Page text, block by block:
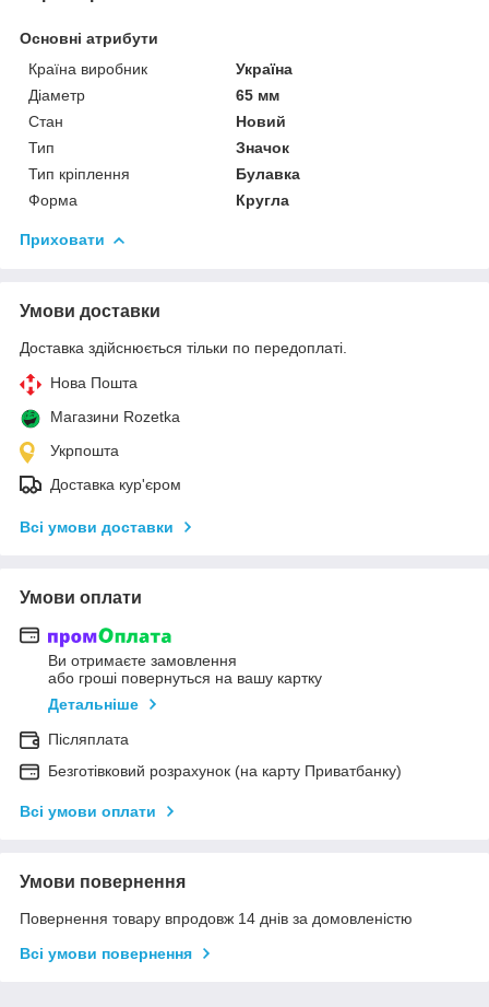
Основні атрибути
Країна виробник
Україна
Діаметр
65 мм
Стан
Новий
Тип
Значок
Тип кріплення
Булавка
Форма
Кругла
Приховати
Умови доставки
Доставка здійснюється тільки по передоплаті.
Нова Пошта
Магазини Rozetka
Укрпошта
Доставка кур'єром
Всі умови доставки
Умови оплати
Ви отримаєте замовлення
або гроші повернуться на вашу картку
Детальніше
Післяплата
Безготівковий розрахунок (на карту Приватбанку)
Всі умови оплати
Умови повернення
Повернення товару впродовж 14 днів за домовленістю
Всі умови повернення